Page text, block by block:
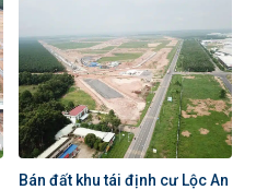
Bán đất khu tái định cư Lộc An